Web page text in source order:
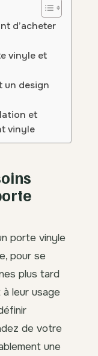
d’acheter
vinyle et
un design
et
vinyle
porte vinyle
pour se
plus tard
leur usage
de votre
une